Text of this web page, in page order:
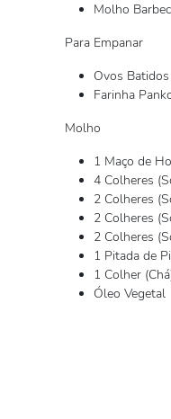
Molho
Para Empanar
Ovos Batidos
Farinha
Molho
1 Maço de
4 Colheres
2 Colheres
2 Colheres
2 Colheres
1 Pitada de
1 Colher
Óleo Vegetal